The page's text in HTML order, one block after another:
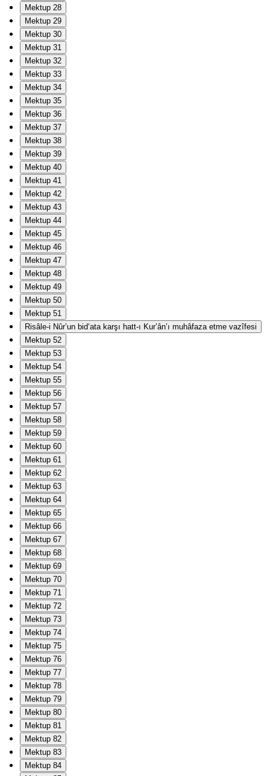
Mektup 28
Mektup 29
Mektup 30
Mektup 31
Mektup 32
Mektup 33
Mektup 34
Mektup 35
Mektup 36
Mektup 37
Mektup 38
Mektup 39
Mektup 40
Mektup 41
Mektup 42
Mektup 43
Mektup 44
Mektup 45
Mektup 46
Mektup 47
Mektup 48
Mektup 49
Mektup 50
Mektup 51
Risâle-i Nûr’un bid‘ata karşı hatt-ı Kur’ân’ı muhâfaza etme vazîfesi
Mektup 52
Mektup 53
Mektup 54
Mektup 55
Mektup 56
Mektup 57
Mektup 58
Mektup 59
Mektup 60
Mektup 61
Mektup 62
Mektup 63
Mektup 64
Mektup 65
Mektup 66
Mektup 67
Mektup 68
Mektup 69
Mektup 70
Mektup 71
Mektup 72
Mektup 73
Mektup 74
Mektup 75
Mektup 76
Mektup 77
Mektup 78
Mektup 79
Mektup 80
Mektup 81
Mektup 82
Mektup 83
Mektup 84